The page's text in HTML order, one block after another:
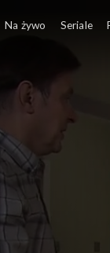
Na żywo Seriale